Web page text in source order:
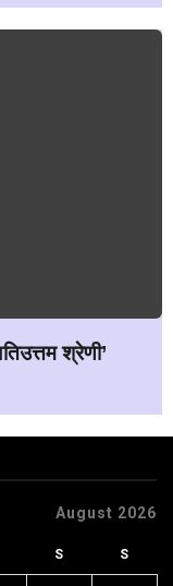
श्रेणी’
August 2026
S S